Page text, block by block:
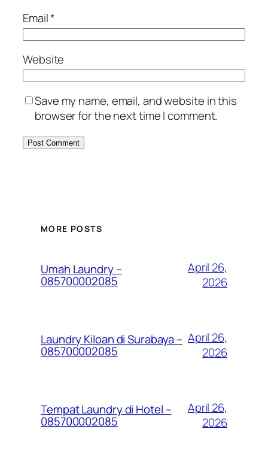
Email*
Website
Save my name, email, and website in this
browser for the next time I comment.
MORE POSTS
Umah Laundry –
085700002085
April 26,
2026
Laundry Kiloan di Surabaya –
085700002085
April 26,
2026
Tempat Laundry di Hotel –
085700002085
April 26,
2026